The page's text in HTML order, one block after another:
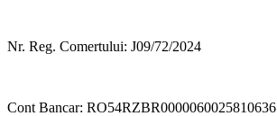
Nr. Reg. Comertului: J09/72/2024
Cont Bancar: RO54RZBR0000060025810636